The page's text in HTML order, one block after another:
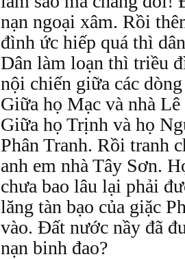
nạn ngoại xâm. Rồi
đình ức hiếp quá thì
Dân làm loạn thì triều
nội chiến giữa các
Giữa họ Mạc và nhà
Giữa họ Trịnh và họ
Phân Tranh. Rồi tranh
anh em nhà Tây Sơn.
chưa bao lâu lại phải
lăng tàn bạo của giặc
vào. Đất nước nầy đã
nạn binh đao?